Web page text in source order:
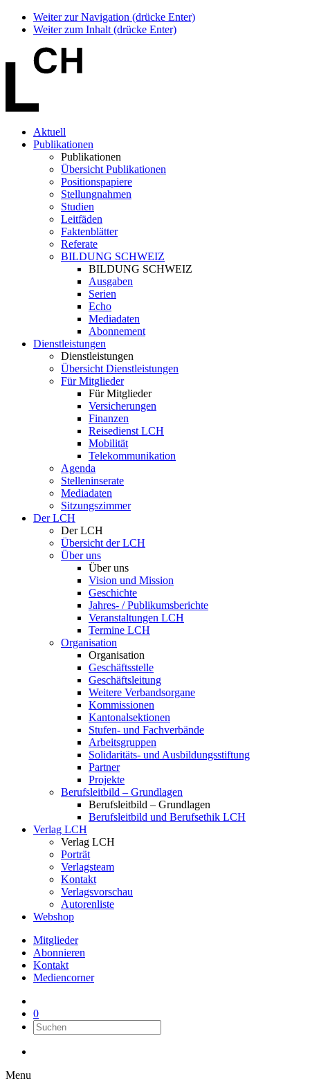
Weiter zur Navigation (drücke Enter)
Weiter zum Inhalt (drücke Enter)
Aktuell
Publikationen
Publikationen
Übersicht Publikationen
Positionspapiere
Stellungnahmen
Studien
Leitfäden
Faktenblätter
Referate
BILDUNG SCHWEIZ
BILDUNG SCHWEIZ
Ausgaben
Serien
Echo
Mediadaten
Abonnement
Dienstleistungen
Dienstleistungen
Übersicht Dienstleistungen
Für Mitglieder
Für Mitglieder
Versicherungen
Finanzen
Reisedienst LCH
Mobilität
Telekommunikation
Agenda
Stelleninserate
Mediadaten
Sitzungszimmer
Der LCH
Der LCH
Übersicht der LCH
Über uns
Über uns
Vision und Mission
Geschichte
Jahres- / Publikumsberichte
Veranstaltungen LCH
Termine LCH
Organisation
Organisation
Geschäftsstelle
Geschäftsleitung
Weitere Verbandsorgane
Kommissionen
Kantonalsektionen
Stufen- und Fachverbände
Arbeitsgruppen
Solidaritäts- und Ausbildungsstiftung
Partner
Projekte
Berufsleitbild – Grundlagen
Berufsleitbild – Grundlagen
Berufsleitbild und Berufsethik LCH
Verlag LCH
Verlag LCH
Porträt
Verlagsteam
Kontakt
Verlagsvorschau
Autorenliste
Webshop
Mitglieder
Abonnieren
Kontakt
Mediencorner
0
Menu